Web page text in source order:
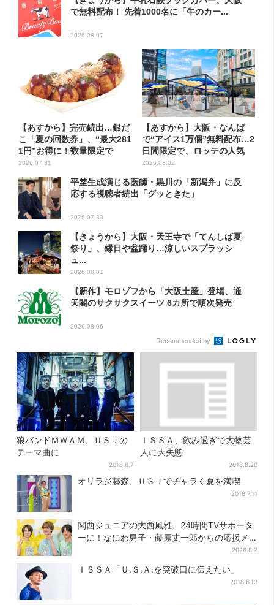
で無料配布！ 先着1000名に「牛のカー...
2026.08.07
【あすから】完売続出…銀だ
こ「夏の回数券」、“最大281
1円”お得に！数量限定で
2026.07.31
【あすから】大阪・なんば
で“アイス1万個”無料配布…2
日間限定で、ロッテの人気
商...
2026.08.02
平埜生成演じる医師・黒川の「新潟弁」に反
応する視聴者続出「グッときた」
2026.07.30
【きょうから】大阪・天王寺で「てんしば夏
祭り」、縁日や盆踊り…涼しいスプラッシ
ュ...
2026.08.01
【新作】モロゾフから「大阪土産」登場、通
天閣のサクサクスイーツ 6カ所で順次発売
2026.08.06
Recommended by
狼バンドＭＷＡＭ、ＵＳＪの
テーマ曲に
2018.6.7
ＩＳＳＡ、飲み過ぎで大物芸
人に大失態
2018.8.20
オリラジ藤森、ＵＳＪでチャラく夏を満喫
2018.7.11
関西ジュニアの大西風雅、24時間TVサポータ
ーに！なにわ男子・藤原丈一郎からの応援メ
2026.8.2
ＩＳＳＡ「Ｕ.Ｓ.Ａ.を突破口に伝えたい」
2018.6.13